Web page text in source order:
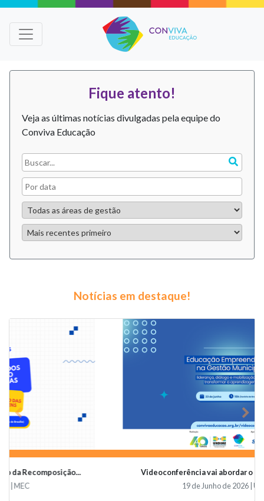
Fique atento!
Veja as últimas notícias divulgadas pela equipe do
Conviva Educação
Notícias em destaque!
Videoconferência vai abordar o papel da educaçã...
Previous